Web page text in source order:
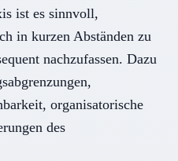
ist es sinnvoll,
in kurzen Abständen zu
nachzufassen. Dazu
organisatorische
des